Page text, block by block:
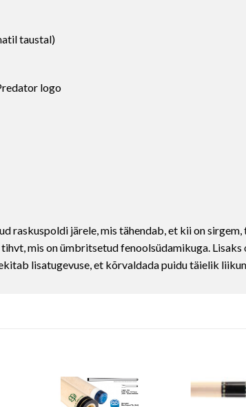
taustal)
logo
raskuspoldi järele, mis tähendab, et kii on sirgem,
mis on ümbritsetud fenoolsüdamikuga. Lisaks
lisatugevuse, et kõrvaldada puidu täielik